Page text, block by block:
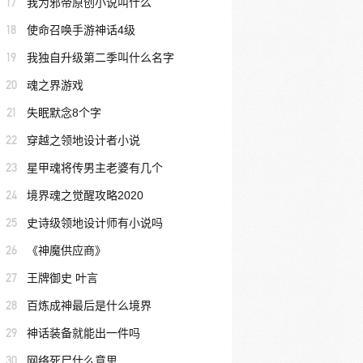
18 使命召唤手游神话4级
19 我独自升级第二季叫什么名字
20 魂之界游戏
21 失眠默念8个字
22 穿越之领地设计者小说
23 星甲魂将传男主老婆有几个
24 境界魂之觉醒攻略2020
25 史诗级领地设计师有小说吗
26 《神魔供应商》
27 王牌御史 叶言
28 百炼成神最后是什么境界
29 神话装备就能出一件吗